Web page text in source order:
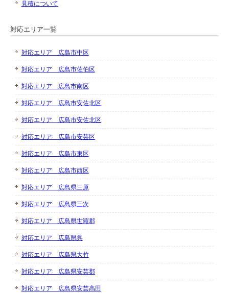
見積について
対応エリア一覧
対応エリア 広島市中区
対応エリア 広島市佐伯区
対応エリア 広島市南区
対応エリア 広島市安佐北区
対応エリア 広島市安佐北区
対応エリア 広島市安芸区
対応エリア 広島市東区
対応エリア 広島市西区
対応エリア 広島県三原
対応エリア 広島県三次
対応エリア 広島県世羅郡
対応エリア 広島県呉
対応エリア 広島県大竹
対応エリア 広島県安芸郡
対応エリア 広島県安芸高田